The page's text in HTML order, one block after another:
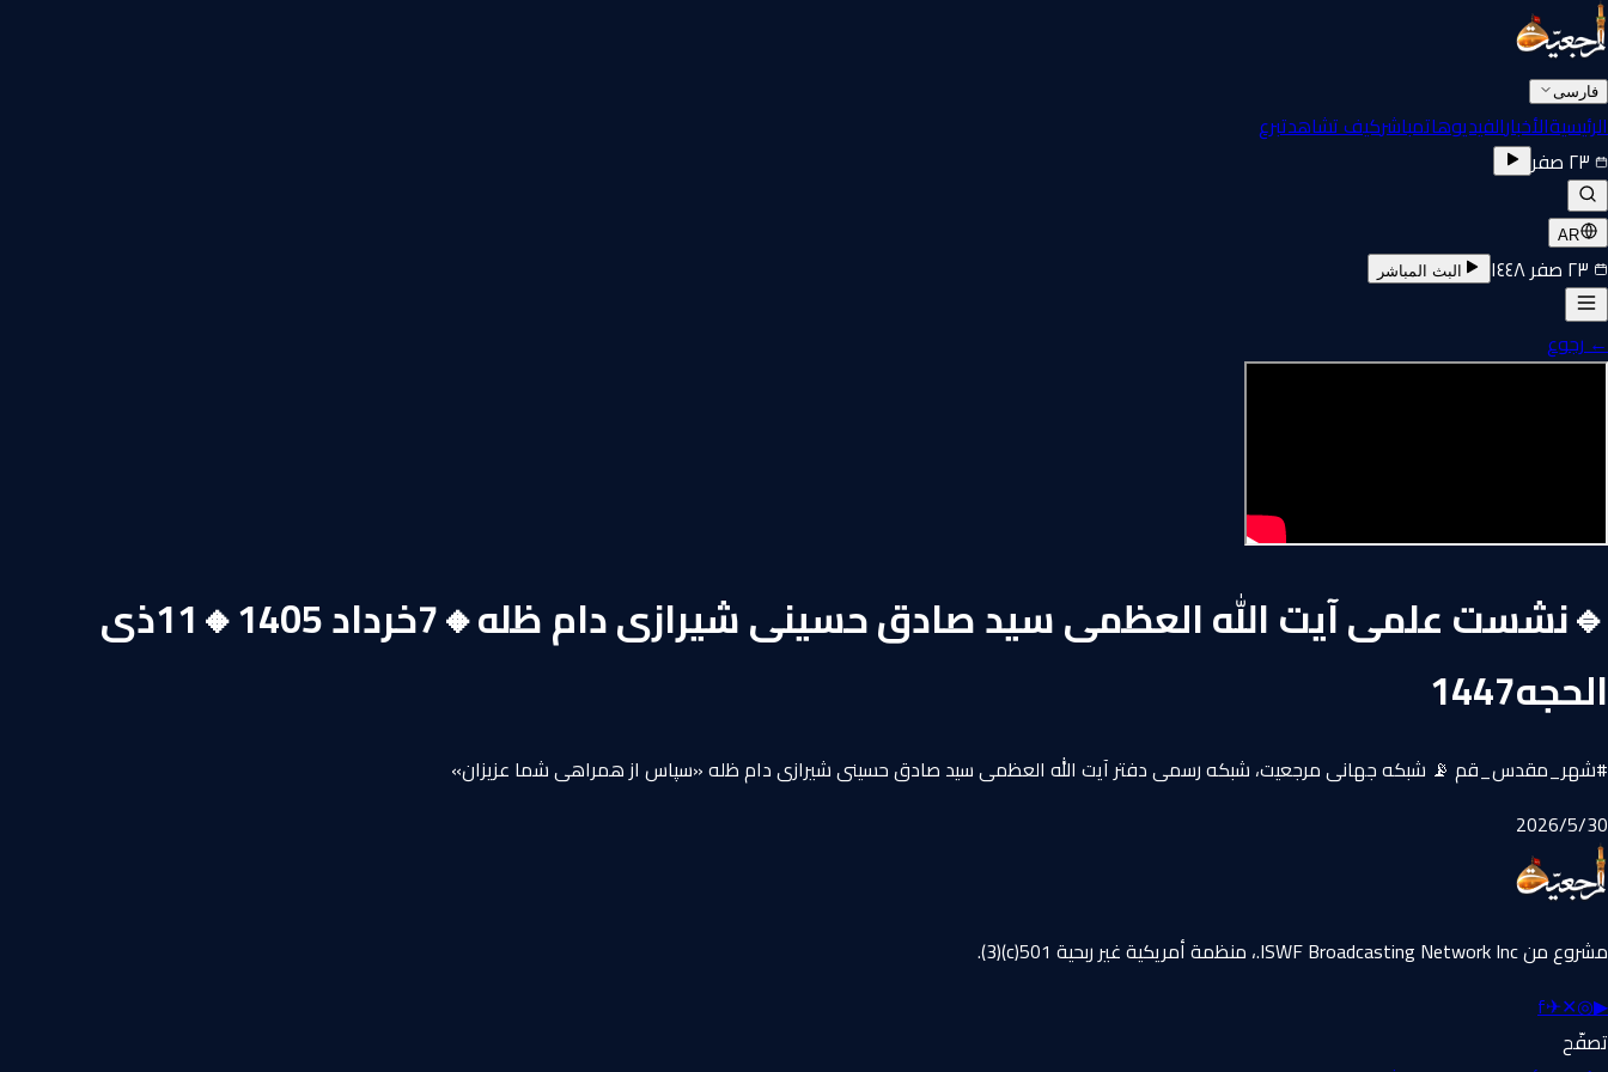
فارسی
الرئيسيةالأخبارالفيديوهاتمباشركيف تشاهدتبرع
٢٣ صفر
AR
٢٣ صفر ١٤٤٨ البث المباشر
←رجوع
🔹نشست علمی آیت الله العظمی سید صادق حسینی شیرازی دام ظله🔸7خرداد 1405🔸11ذى
الحجه1447
#شهر_مقدس_قم 📡 شبکه جهانی مرجعيت، شبكه رسمى دفتر آيت الله العظمى سيد صادق حسينى شيرازى دام ظله «سپاس از همراهی شما عزیزان»
30‏/5‏/2026
مشروع من ISWF Broadcasting Network Inc.، منظمة أمريكية غير ربحية 501(c)(3).
▶
◎
✕
✈
f
تصفّح